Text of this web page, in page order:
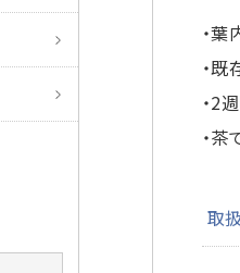
・
・
・2
・
取